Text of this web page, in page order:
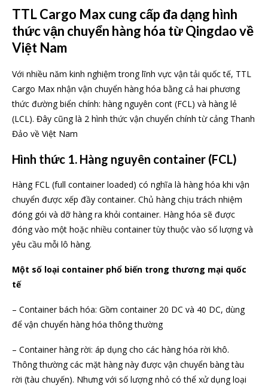
TTL Cargo Max cung cấp đa dạng hình
thức vận chuyển hàng hóa từ Qingdao về
Việt Nam
Với nhiều năm kinh nghiệm trong lĩnh vực vận tải quốc tế, TTL
Cargo Max nhận vận chuyển hàng hóa bằng cả hai phương
thức đường biển chính: hàng nguyên cont (FCL) và hàng lẻ
(LCL). Đây cũng là 2 hình thức vận chuyển chính từ cảng Thanh
Đảo về Việt Nam
Hình thức 1. Hàng nguyên container (FCL)
Hàng FCL (full container loaded) có nghĩa là hàng hóa khi vận
chuyển được xếp đầy container. Chủ hàng chịu trách nhiệm
đóng gói và dỡ hàng ra khỏi container. Hàng hóa sẽ được
đóng vào một hoặc nhiều container tùy thuộc vào số lượng và
yêu cầu mỗi lô hàng.
Một số loại container phổ biến trong thương mại quốc
tế
– Container bách hóa: Gồm container 20 DC và 40 DC, dùng
để vận chuyển hàng hóa thông thường
– Container hàng rời: áp dụng cho các hàng hóa rời khô.
Thông thường các mặt hàng này được vận chuyển bàng tàu
rời (tàu chuyến). Nhưng với số lượng nhỏ có thể xử dụng loại